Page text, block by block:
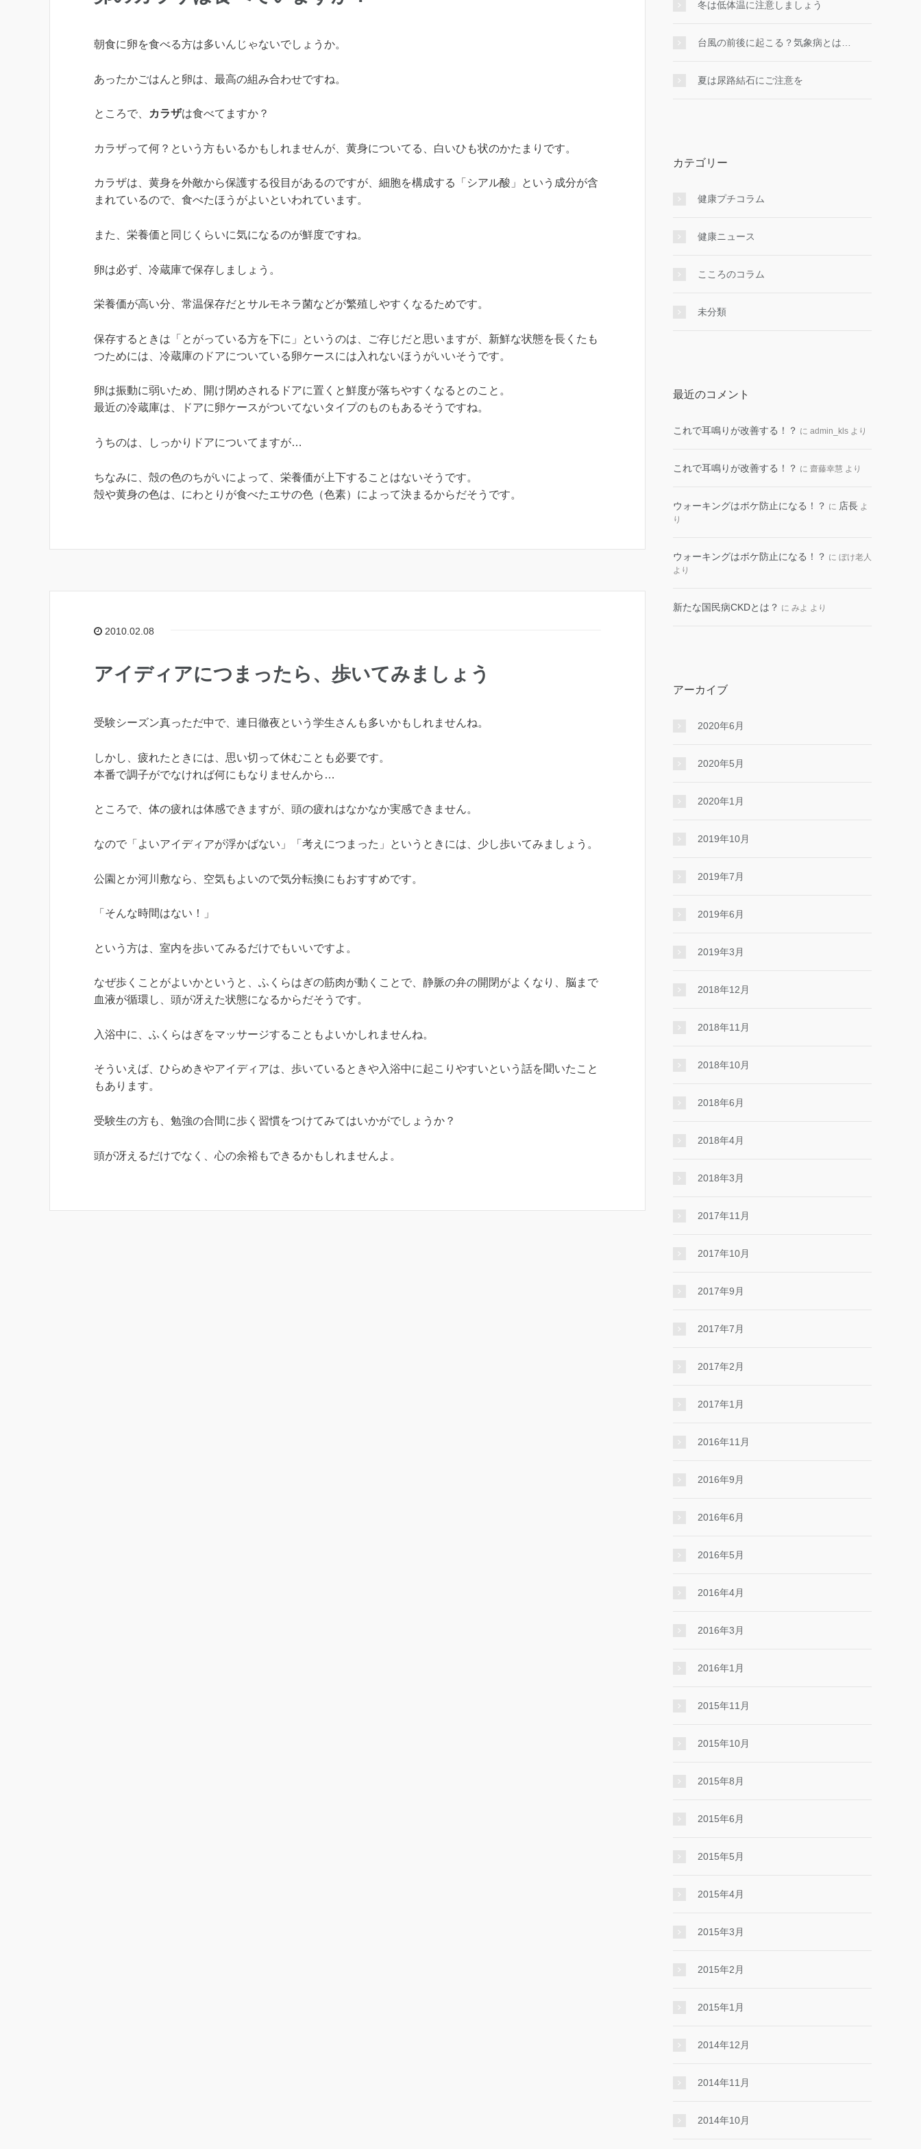
朝食に卵を食べる方は多いんじゃないでしょうか。
あったかごはんと卵は、最高の組み合わせですね。
ところで、 カラザは食べてますか？
カラザって何？という方もいるかもしれませんが、黄身についてる、白いひも状のかたまりです。
カラザは、黄身を外敵から保護する役目があるのですが、細胞を構成する「シアル酸」という成分が含
まれているので、食べたほうがよいといわれています。
また、栄養価と同じくらいに気になるのが鮮度ですね。
卵は必ず、冷蔵庫で保存しましょう。
栄養価が高い分、常温保存だとサルモネラ菌などが繁殖しやすくなるためです。
保存するときは「とがっている方を下に」というのは、ご存じだと思いますが、新鮮な状態を長くたも
つためには、冷蔵庫のドアについている卵ケースには入れないほうがいいそうです。
卵は振動に弱いため、開け閉めされるドアに置くと鮮度が落ちやすくなるとのこと。
最近の冷蔵庫は、ドアに卵ケースがついてないタイプのものもあるそうですね。
うちのは、しっかりドアについてますが…
ちなみに、殻の色のちがいによって、栄養価が上下することはないそうです。
殻や黄身の色は、にわとりが食べたエサの色（色素）によって決まるからだそうです。
2010.02.08
アイディアにつまったら、歩いてみましょう
受験シーズン真っただ中で、連日徹夜という学生さんも多いかもしれませんね。
しかし、疲れたときには、思い切って休むことも必要です。
本番で調子がでなければ何にもなりませんから…
ところで、体の疲れは体感できますが、頭の疲れはなかなか実感できません。
なので「よいアイディアが浮かばない」「考えにつまった」というときには、少し歩いてみましょう。
公園とか河川敷なら、空気もよいので気分転換にもおすすめです。
「そんな時間はない！」
という方は、室内を歩いてみるだけでもいいですよ。
なぜ歩くことがよいかというと、ふくらはぎの筋肉が動くことで、静脈の弁の開閉がよくなり、脳まで
血液が循環し、頭が冴えた状態になるからだそうです。
入浴中に、ふくらはぎをマッサージすることもよいかしれませんね。
そういえば、ひらめきやアイディアは、歩いているときや入浴中に起こりやすいという話を聞いたこと
もあります。
受験生の方も、勉強の合間に歩く習慣をつけてみてはいかがでしょうか？
頭が冴えるだけでなく、心の余裕もできるかもしれませんよ。
冬は低体温に注意しましょう
台風の前後に起こる？気象病とは…
夏は尿路結石にご注意を
カテゴリー
健康プチコラム
健康ニュース
こころのコラム
未分類
最近のコメント
これで耳鳴りが改善する！？ に admin_kls より
これで耳鳴りが改善する！？ に 齋藤幸慧 より
ウォーキングはボケ防止になる！？ に 店長 よ
り
ウォーキングはボケ防止になる！？ に ぼけ老人
より
新たな国民病CKDとは？ に みよ より
アーカイブ
2020年6月
2020年5月
2020年1月
2019年10月
2019年7月
2019年6月
2019年3月
2018年12月
2018年11月
2018年10月
2018年6月
2018年4月
2018年3月
2017年11月
2017年10月
2017年9月
2017年7月
2017年2月
2017年1月
2016年11月
2016年9月
2016年6月
2016年5月
2016年4月
2016年3月
2016年1月
2015年11月
2015年10月
2015年8月
2015年6月
2015年5月
2015年4月
2015年3月
2015年2月
2015年1月
2014年12月
2014年11月
2014年10月